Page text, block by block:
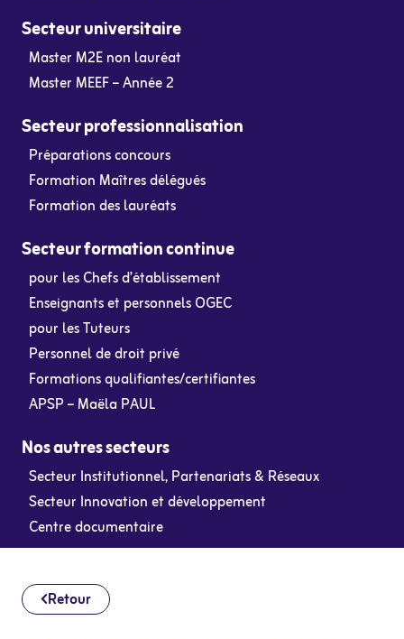
Secteur universitaire
Master M2E non lauréat
Master MEEF – Année 2
Secteur professionnalisation
Préparations concours
Formation Maîtres délégués
Formation des lauréats
Secteur formation continue
pour les Chefs d’établissement
Enseignants et personnels OGEC
pour les Tuteurs
Personnel de droit privé
Formations qualifiantes/certifiantes
APSP – Maëla PAUL
Nos autres secteurs
Secteur Institutionnel, Partenariats & Réseaux
Secteur Innovation et développement
Centre documentaire
Retour